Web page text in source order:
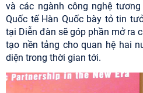
và các ngành công nghệ
Quốc tế Hàn Quốc bày tỏ tin
tại Diễn đàn sẽ góp phần mở ra
tạo nền tảng cho quan hệ hai
diện trong thời gian tới.